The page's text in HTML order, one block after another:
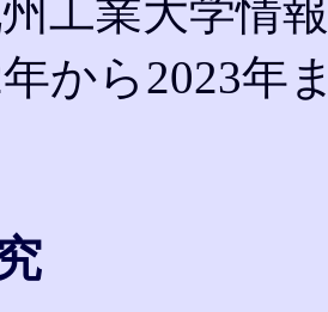
工業大学情
年から2023年